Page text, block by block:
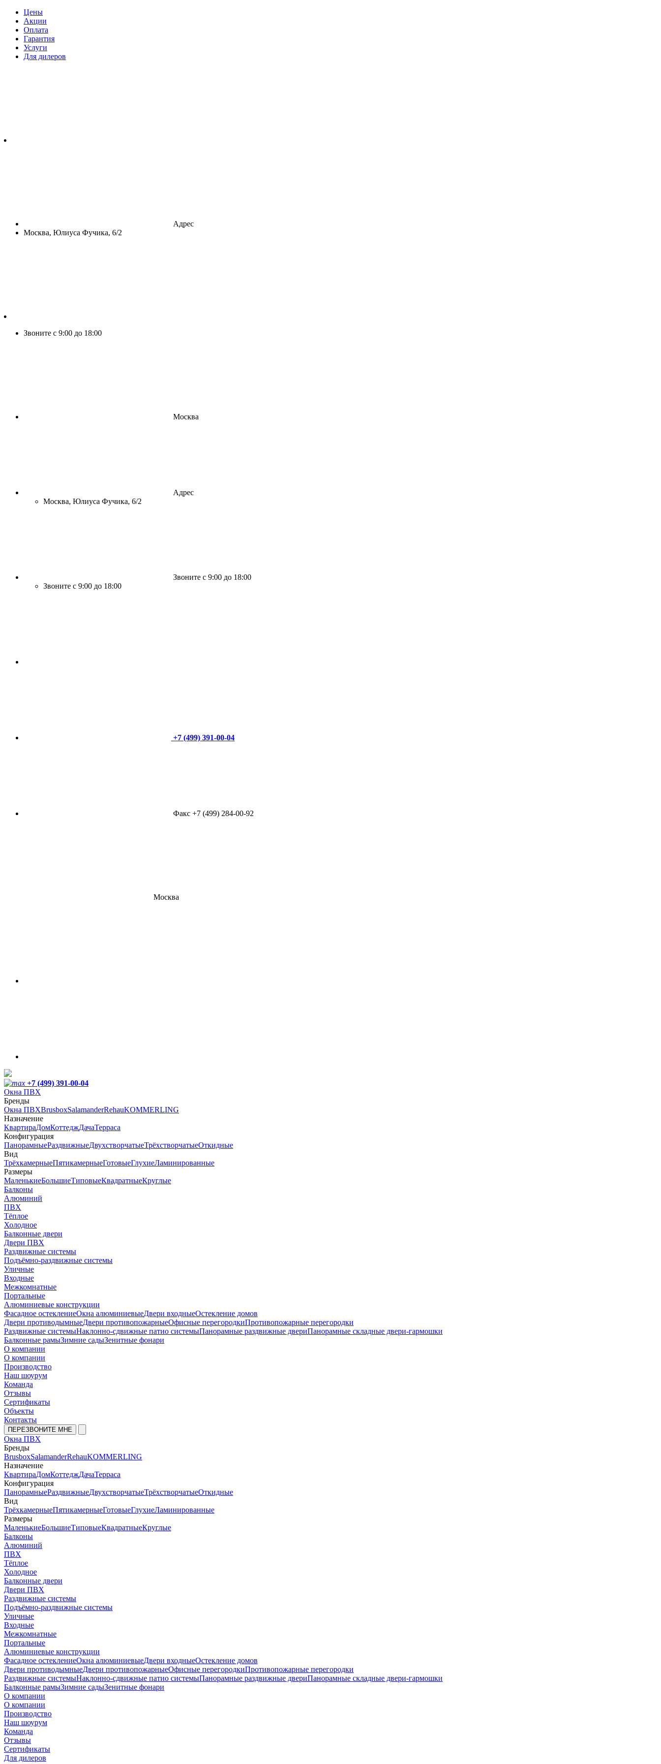
Цены
Акции
Оплата
Гарантия
Услуги
Для дилеров
Адрес
Москва, Юлиуса Фучика, 6/2
Звоните с 9:00 до 18:00
Москва
Адрес
Москва, Юлиуса Фучика, 6/2
Звоните с 9:00 до 18:00
Звоните с 9:00 до 18:00
+7 (499) 391-00-04
Факс +7 (499) 284-00-92
Москва
+7 (499) 391-00-04
Окна ПВХ
Бренды
Окна ПВХBrusboxSalamanderRehauKOMMERLING
Назначение
КвартираДомКоттеджДачаТерраса
Конфигурация
ПанорамныеРаздвижныеДвухстворчатыеТрёхстворчатыеОткидные
Вид
ТрёхкамерныеПятикамерныеГотовыеГлухиеЛаминированные
Размеры
МаленькиеБольшиеТиповыеКвадратныеКруглые
Балконы
Алюминий
ПВХ
Тёплое
Холодное
Балконные двери
Двери ПВХ
Раздвижные системы
Подъёмно-раздвижные системы
Уличные
Входные
Межкомнатные
Портальные
Алюминиевые конструкции
Фасадное остеклениеОкна алюминиевыеДвери входныеОстекление домов
Двери противодымныеДвери противопожарныеОфисные перегородкиПротивопожарные перегородки
Раздвижные системыНаклонно-сдвижные патио системыПанорамные раздвижные двериПанорамные складные двери-гармошки
Балконные рамыЗимние садыЗенитные фонари
О компании
О компании
Производство
Наш шоурум
Команда
Отзывы
Сертификаты
Объекты
Контакты
ПЕРЕЗВОНИТЕ МНЕ
Окна ПВХ
Бренды
BrusboxSalamanderRehauKOMMERLING
Назначение
КвартираДомКоттеджДачаТерраса
Конфигурация
ПанорамныеРаздвижныеДвухстворчатыеТрёхстворчатыеОткидные
Вид
ТрёхкамерныеПятикамерныеГотовыеГлухиеЛаминированные
Размеры
МаленькиеБольшиеТиповыеКвадратныеКруглые
Балконы
Алюминий
ПВХ
Тёплое
Холодное
Балконные двери
Двери ПВХ
Раздвижные системы
Подъёмно-раздвижные системы
Уличные
Входные
Межкомнатные
Портальные
Алюминиевые конструкции
Фасадное остеклениеОкна алюминиевыеДвери входныеОстекление домов
Двери противодымныеДвери противопожарныеОфисные перегородкиПротивопожарные перегородки
Раздвижные системыНаклонно-сдвижные патио системыПанорамные раздвижные двериПанорамные складные двери-гармошки
Балконные рамыЗимние садыЗенитные фонари
О компании
О компании
Производство
Наш шоурум
Команда
Отзывы
Сертификаты
Для дилеров